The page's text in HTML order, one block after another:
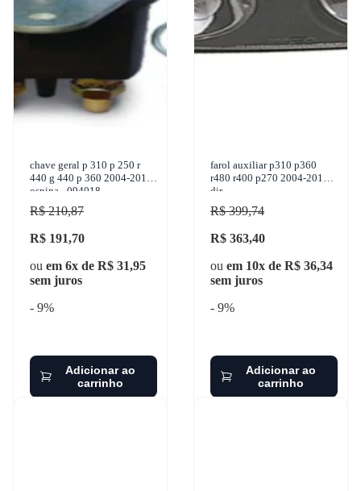
chave geral p 310 p 250 r
440 g 440 p 360 2004-2013
ospina - 094018
R$ 210,87
R$ 191,70
ou em 6x de R$ 31,95
sem juros
- 9%
Adicionar ao
carrinho
farol auxiliar p310 p360
r480 r400 p270 2004-2013
dir
R$ 399,74
R$ 363,40
ou em 10x de R$ 36,34
sem juros
- 9%
Adicionar ao
carrinho